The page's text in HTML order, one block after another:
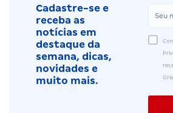
Cadastre-se e
receba as
notícias em
destaque da
semana, dicas,
novidades e
muito mais.